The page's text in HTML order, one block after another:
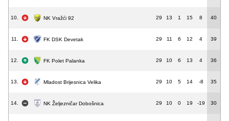
10. NK Vražći 92 29 13 1 15 8 40
11. FK DSK Devetak 29 11 6 12 4 39
12. FK Polet Palanka 29 10 6 13 4 36
13. Mladost Brijesnica Velika 29 10 5 14 -8 35
14. NK Željezničar Dobošnica 29 10 0 19 -19 30